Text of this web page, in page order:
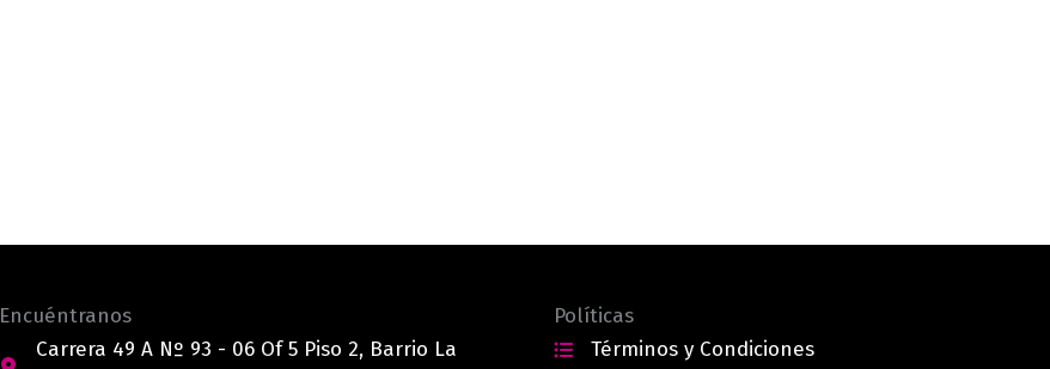
Encuéntranos
Carrera 49 A Nº 93 - 06 Of 5 Piso 2, Barrio La
Políticas
Términos y Condiciones